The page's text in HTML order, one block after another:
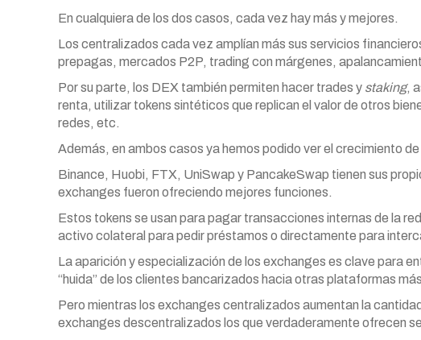
En cualquiera de los dos casos, cada vez hay más y mejores.
Los centralizados cada vez amplían más sus servicios
prepagas, mercados P2P, trading con márgenes,
Por su parte, los DEX también permiten hacer trades y staking,
renta, utilizar tokens sintéticos que replican el valor de otros
redes, etc.
Además, en ambos casos ya hemos podido ver el crecimiento
Binance, Huobi, FTX, UniSwap y PancakeSwap tienen sus
exchanges fueron ofreciendo mejores funciones.
Estos tokens se usan para pagar transacciones internas de la
activo colateral para pedir préstamos o directamente para
La aparición y especialización de los exchanges es clave para
“huida” de los clientes bancarizados hacia otras plataformas
Pero mientras los exchanges centralizados aumentan la
exchanges descentralizados los que verdaderamente ofrecen